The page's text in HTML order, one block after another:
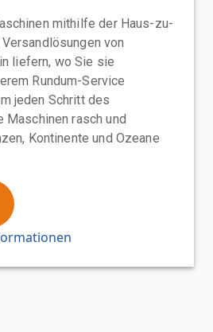
mithilfe der Haus-zu-
von
liefern, wo Sie sie
Rundum-Service
jeden Schritt des
Maschinen rasch und
Kontinente und Ozeane